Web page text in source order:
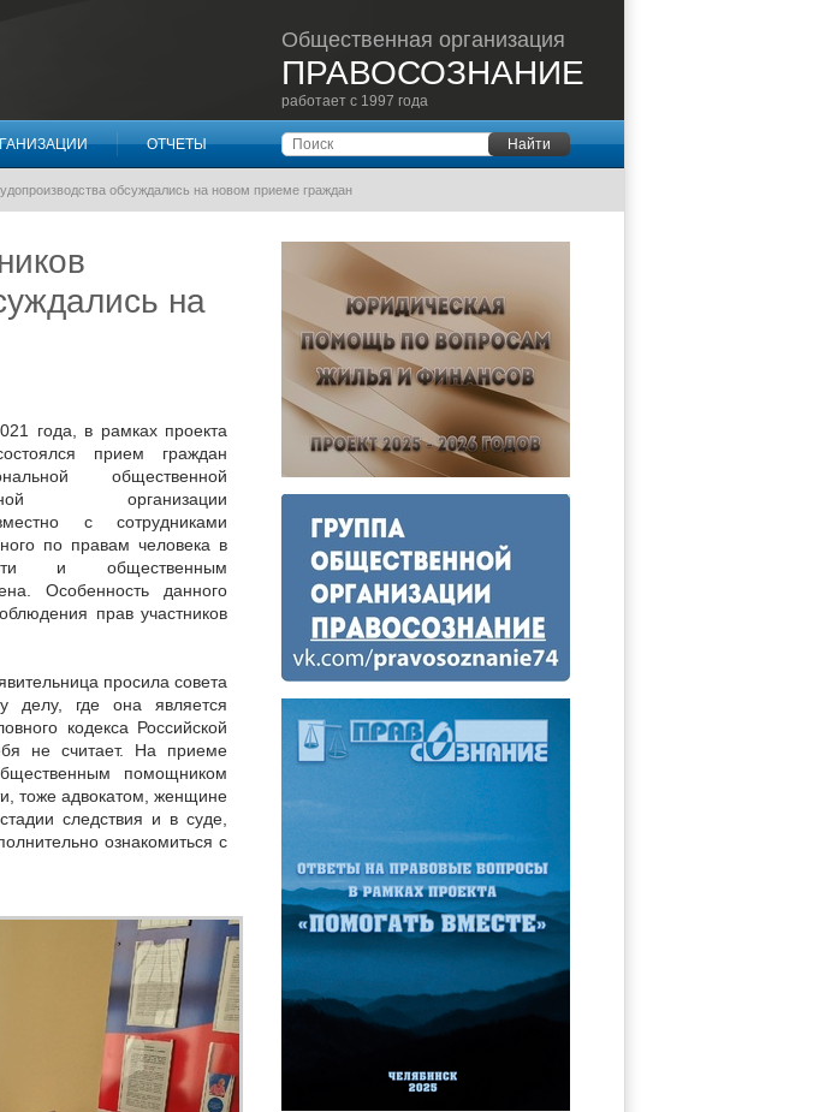
Общественная организация
ПРАВОСОЗНАНИЕ
работает с 1997 года
ОТЧЕТЫ Поиск Найти
обсуждались на новом приеме граждан
на
года, в рамках проекта
прием граждан
общественной
организации
с сотрудниками
по правам человека в
и общественным
Особенность данного
прав участников
просила совета
делу, где она является
кодекса Российской
не считает. На приеме
помощником
тоже адвокатом, женщине
следствия и в суде,
ознакомиться с